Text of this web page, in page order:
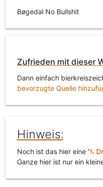
Bøgedal No Bullshit
Zufrieden mit dieser
Dann einfach
bevorzugte Quelle
Hinweis:
Noch ist das hier eine '
Ganze hier ist nur ein